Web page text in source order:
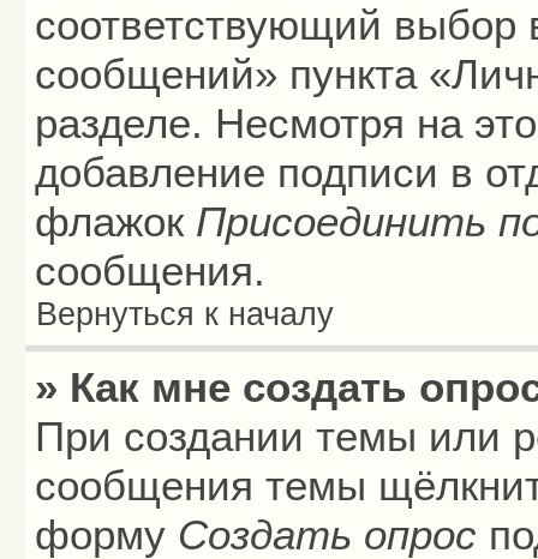
соответствующий выбор
сообщений» пункта
разделе. Несмотря на
добавление подписи в
флажок Присоединить
сообщения.
Вернуться к началу
» Как мне создать
При создании темы или
сообщения темы
форму Создать опрос